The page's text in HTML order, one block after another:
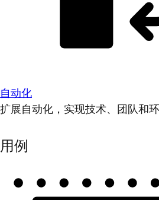
自动化
扩展自动化，实现技术、团队和环
用例